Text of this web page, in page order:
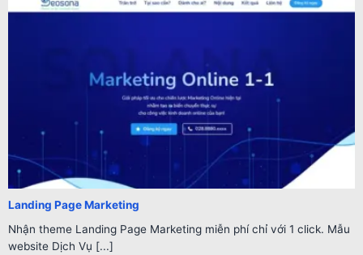
Landing Page Marketing
Nhận theme Landing Page Marketing miễn phí chỉ với 1 click. Mẫu
website Dịch Vụ [...]